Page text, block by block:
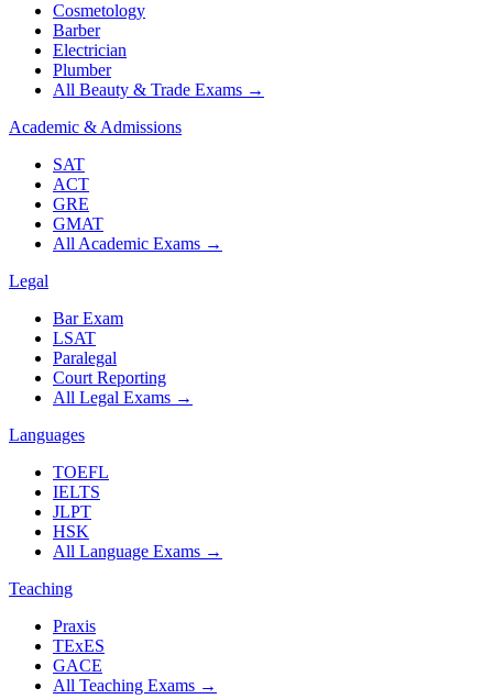
Cosmetology
Barber
Electrician
Plumber
All Beauty & Trade Exams →
Academic & Admissions
SAT
ACT
GRE
GMAT
All Academic Exams →
Legal
Bar Exam
LSAT
Paralegal
Court Reporting
All Legal Exams →
Languages
TOEFL
IELTS
JLPT
HSK
All Language Exams →
Teaching
Praxis
TExES
GACE
All Teaching Exams →